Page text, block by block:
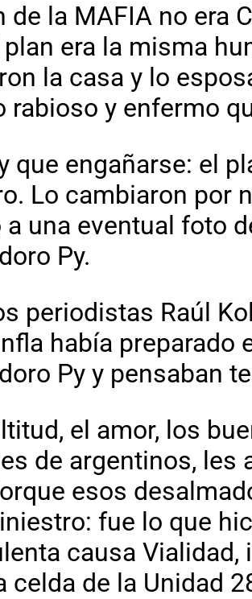
de la MAFIA no era
plan era la misma
la casa y lo
rabioso y enfermo
que engañarse: el
Lo cambiaron por
a una eventual foto
Py.
periodistas Raúl
había preparado
Py y pensaban
el amor, los
de argentinos, les
esos
fue lo que
causa Vialidad,
celda de la Unidad